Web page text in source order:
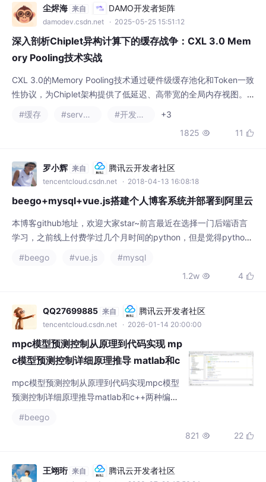
转角处的距离计算——有些时候直接相加会比
实际走出来的路线短，这时候需要重新跑一遍
完整路径的A。2，蚁群算法依据两点之间路径
长度，规划多个目标点的先后到达顺序；1
尘烬海 来自 DAMO开发者矩阵
damodev.csdn.net · 2025-05-25 15:51:12
深入剖析Chiplet异构计算下的缓存战争：CXL 3.0 Mem
ory Pooling技术实战
CXL 3.0的Memory Pooling技术通过硬件级缓存池化和Token一致
性协议，为Chiplet架构提供了低延迟、高带宽的全局内存视图。
随着AMD Instinct MI300、Intel Ponte Vecchio等CXL-enabled
定律逐渐失效，Chiplet异构计算架构凭借其灵活性、可扩展性和
#缓存 #serverless #开发语言
+3
1825  11 
罗小辉 来自 腾讯云开发者社区
tencentcloud.csdn.net · 2018-04-13 16:08:18
beego+mysql+vue.js搭建个人博客系统并部署到阿里云
本博客github地址，欢迎大家star~前言最近在选择一门后端语言
学习，之前线上付费学过几个月时间的python，但是觉得python
适。java又感觉太重，各种开发框架层出不穷，而且java已经太成
熟，学它没有任何优势。选择go语言，是因为个人觉得，以太坊
强，未来随着数据...
#beego #vue.js
#mysql
1.2w  4 
QQ27699885 来自 腾讯云开发者社区
tencentcloud.csdn.net · 2026-01-14 20:00:00
mpc模型预测控制从原理到代码实现 mp
c模型预测控制详细原理推导 matlab和c
++两种编程实现
mpc模型预测控制从原理到代码实现mpc模型
预测控制详细原理推导matlab和c++两种编程
倒立摆控制系统车辆运动学跟踪控制系统车辆
l, MPC）是一种先进的控制策略，它通过求解
#beego
821  22 
王翊珩 来自 腾讯云开发者社区